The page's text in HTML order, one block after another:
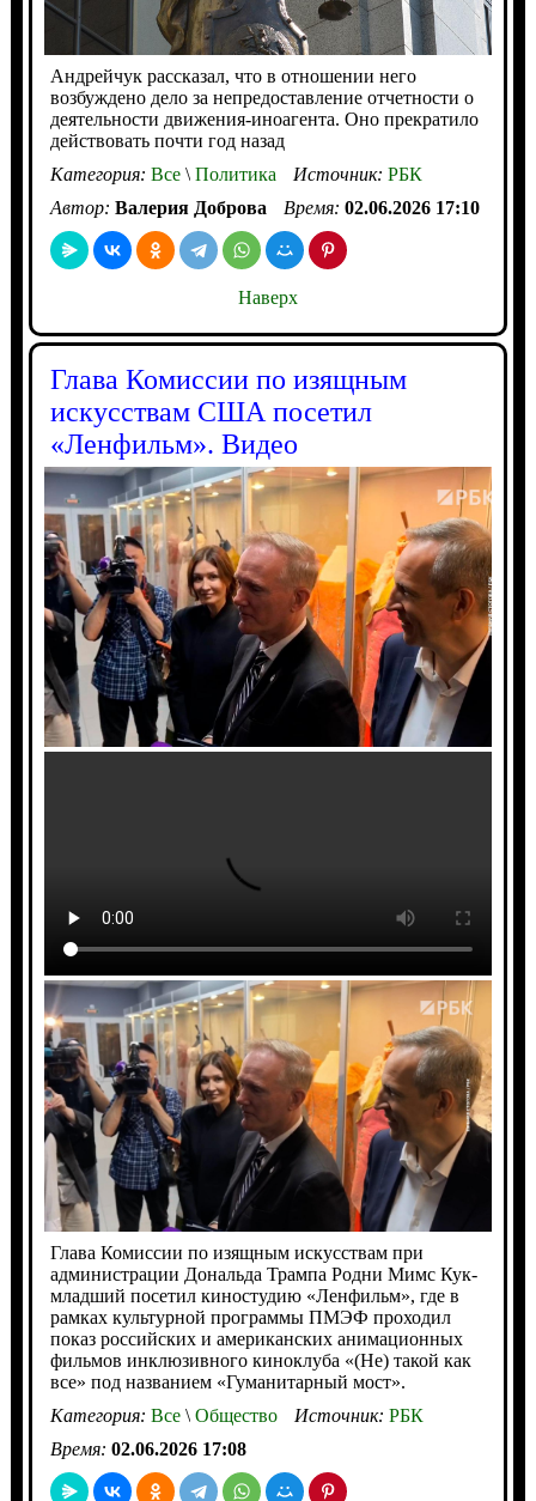
Андрейчук рассказал, что в отношении него
возбуждено дело за непредоставление отчетности о
деятельности движения-иноагента. Оно прекратило
действовать почти год назад
Категория: Все\Политика Источник: РБК
Автор: Валерия Доброва Время: 02.06.2026 17:10
Наверх
Глава Комиссии по изящным
искусствам США посетил
«Ленфильм». Видео
Глава Комиссии по изящным искусствам при
администрации Дональда Трампа Родни Мимс Кук-
младший посетил киностудию «Ленфильм», где в
рамках культурной программы ПМЭФ проходил
показ российских и американских анимационных
фильмов инклюзивного киноклуба «(Не) такой как
все» под названием «Гуманитарный мост».
Категория: Все\Общество Источник: РБК
Время: 02.06.2026 17:08